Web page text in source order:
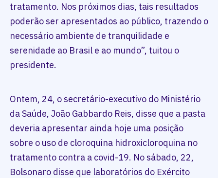
tratamento. Nos próximos dias, tais resultados
poderão ser apresentados ao público, trazendo o
necessário ambiente de tranquilidade e
serenidade ao Brasil e ao mundo”, tuitou o
presidente.
Ontem, 24, o secretário-executivo do Ministério
da Saúde, João Gabbardo Reis, disse que a pasta
deveria apresentar ainda hoje uma posição
sobre o uso de cloroquina hidroxicloroquina no
tratamento contra a covid-19. No sábado, 22,
Bolsonaro disse que laboratórios do Exército